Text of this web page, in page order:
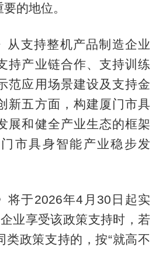
的地位。
从支持整机产品制造企业
持产业链合作、支持训练
范应用场景建设及支持金
新五方面，构建厦门市具
展和健全产业生态的框架
市具身智能产业稳步发
将于2026年4月30日起实
业享受该政策支持时，若
类政策支持的，按“就高不